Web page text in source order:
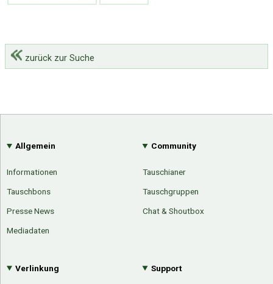
zurück zur Suche
Allgemein
Informationen
Tauschbons
Presse News
Mediadaten
Community
Tauschianer
Tauschgruppen
Chat & Shoutbox
Verlinkung Support